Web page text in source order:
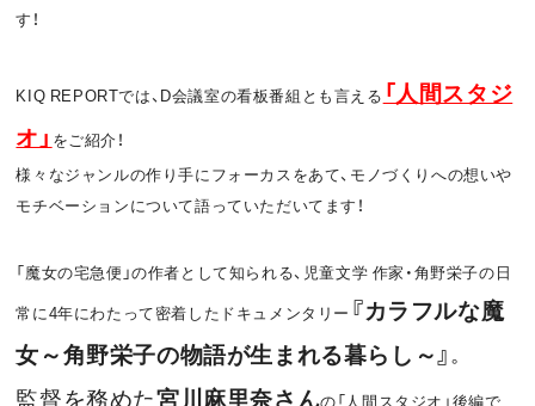
r
o
o
k
s
t
す！
KIQ REPORTでは、D会議室の看板番組とも言える 「人間スタジ
オ 」 をご紹介！
様々なジャンルの作り手にフォーカスをあて、モノづくりへの想いや
モチベーションについて語っていただいてます！
「魔女の宅急便」の作者として知られる、児童文学 作家・角野栄子の日
常に4年にわたって密着したドキュメンタリー 『カラフルな魔
女～角野栄子の物語が生まれる暮らし～』 。
監督を務めた宮川麻里奈さんの「人間スタジオ」後編で